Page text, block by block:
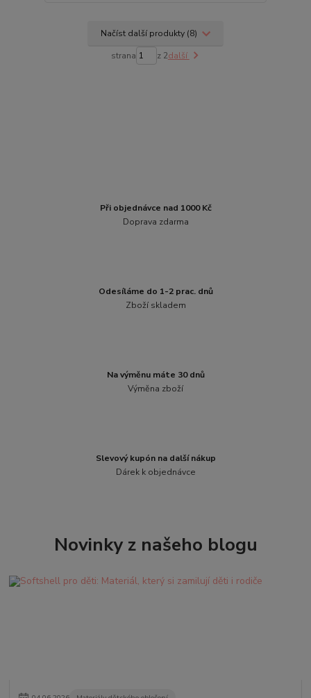
Načíst další produkty (8)
strana z 2další
Při objednávce nad 1000 Kč
Doprava zdarma
Odesíláme do 1-2 prac. dnů
Zboží skladem
Na výměnu máte 30 dnů
Výměna zboží
Slevový kupón na další nákup
Dárek k objednávce
Novinky z našeho blogu